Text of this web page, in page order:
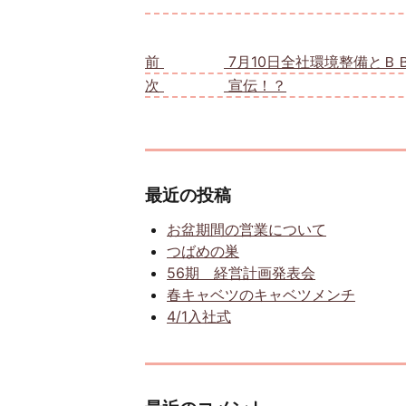
前
7月10日全社環境整備とＢ
次
宣伝！？
最近の投稿
お盆期間の営業について
つばめの巣
56期 経営計画発表会
春キャベツのキャベツメンチ
4/1入社式